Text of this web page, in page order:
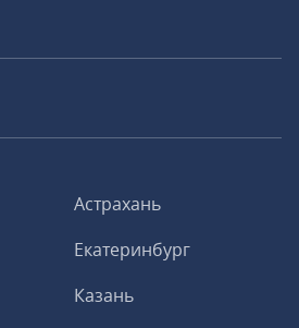
Астрахань
Екатеринбург
Казань